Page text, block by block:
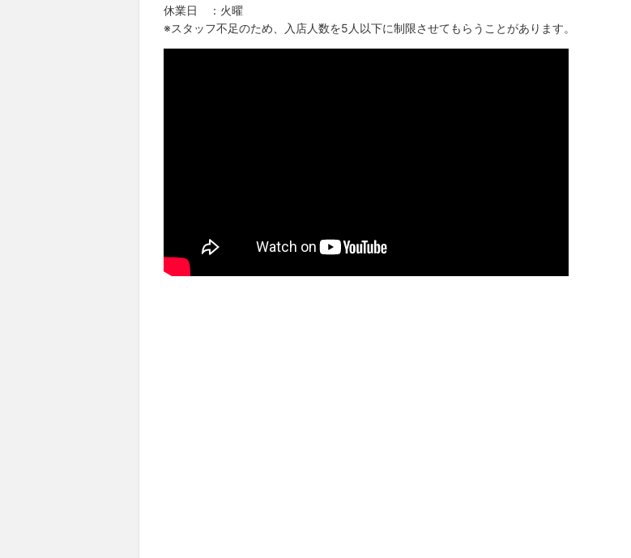
休業日 ：火曜
※スタッフ不足のため、入店人数を5人以下に制限させてもらうことがあります。